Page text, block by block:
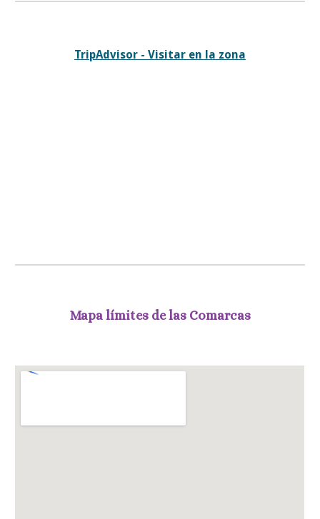
TripAdvisor - Visitar en la zona
Mapa límites de las Comarcas